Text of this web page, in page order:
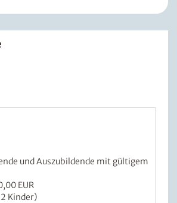
und Auszubildende mit gültigem
EUR
Kinder)